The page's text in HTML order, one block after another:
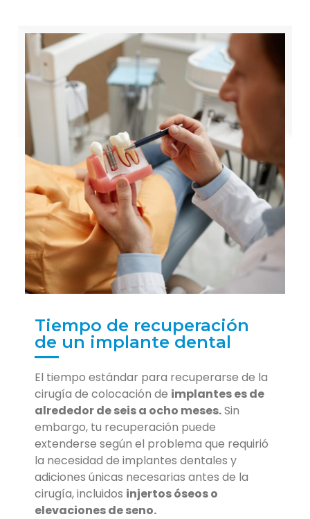
Tiempo de recuperación
de un implante dental
El tiempo estándar para recuperarse de la
cirugía de colocación de implantes es de
alrededor de seis a ocho meses.Sin
embargo, tu recuperación puede
extenderse según el problema que requirió
la necesidad de implantes dentales y
adiciones únicas necesarias antes de la
cirugía, incluidos injertos óseos o
elevaciones de seno.